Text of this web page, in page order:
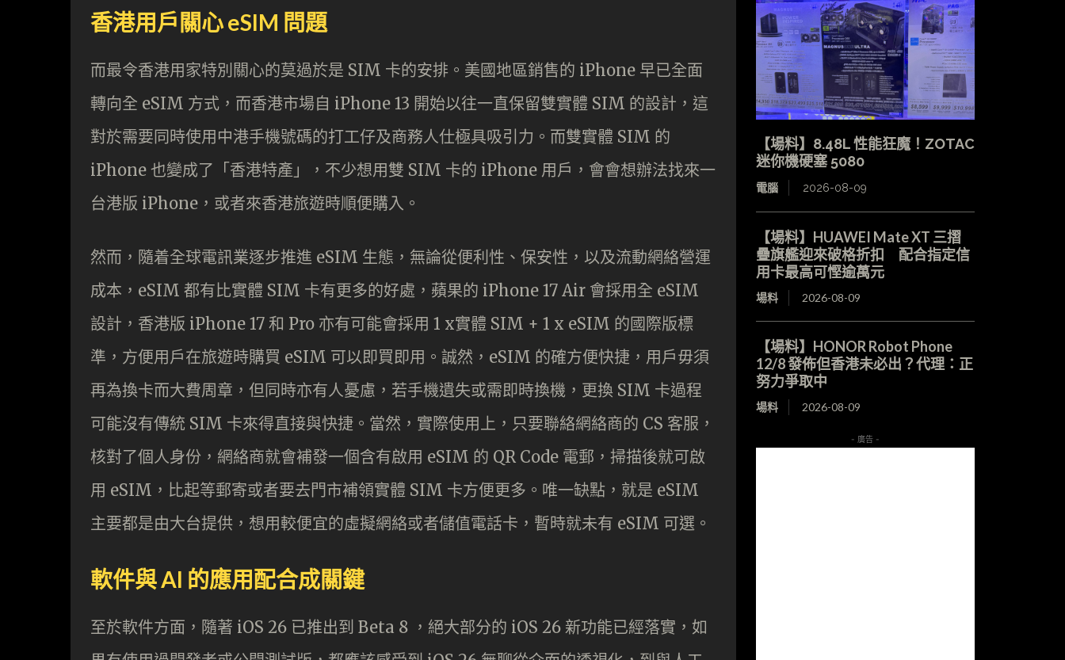
香港用戶關心 eSIM 問題
而最令香港用家特別關心的莫過於是 SIM 卡的安排。美國地區銷售的 iPhone 早已全面
轉向全 eSIM 方式，而香港市場自 iPhone 13 開始以往一直保留雙實體 SIM 的設計，這
對於需要同時使用中港手機號碼的打工仔及商務人仕極具吸引力。而雙實體 SIM 的
iPhone 也變成了「香港特產」，不少想用雙 SIM 卡的 iPhone 用戶，會會想辦法找來一
台港版 iPhone，或者來香港旅遊時順便購入。
然而，隨着全球電訊業逐步推進 eSIM 生態，無論從便利性、保安性，以及流動網絡營運
成本，eSIM 都有比實體 SIM 卡有更多的好處，蘋果的 iPhone 17 Air 會採用全 eSIM
設計，香港版 iPhone 17 和 Pro 亦有可能會採用 1 x實體 SIM + 1 x eSIM 的國際版標
準，方便用戶在旅遊時購買 eSIM 可以即買即用。誠然，eSIM 的確方便快捷，用戶毋須
再為換卡而大費周章，但同時亦有人憂慮，若手機遺失或需即時換機，更換 SIM 卡過程
可能沒有傳統 SIM 卡來得直接與快捷。當然，實際使用上，只要聯絡網絡商的 CS 客服，
核對了個人身份，網絡商就會補發一個含有啟用 eSIM 的 QR Code 電郵，掃描後就可啟
用 eSIM，比起等郵寄或者要去門市補領實體 SIM 卡方便更多。唯一缺點，就是 eSIM
主要都是由大台提供，想用較便宜的虛擬網絡或者儲值電話卡，暫時就未有 eSIM 可選。
軟件與 AI 的應用配合成關鍵
至於軟件方面，隨著 iOS 26 已推出到 Beta 8 ，絕大部分的 iOS 26 新功能已經落實，如
【場料】8.48L 性能狂魔！ZOTAC
迷你機硬塞 5080
電腦 2026-08-09
【場料】HUAWEI Mate XT 三摺
疊旗艦迎來破格折扣 配合指定信
用卡最高可慳逾萬元
場料 2026-08-09
【場料】HONOR Robot Phone
12/8 發佈但香港未必出？代理：正
努力爭取中
場料 2026-08-09
- 廣告 -